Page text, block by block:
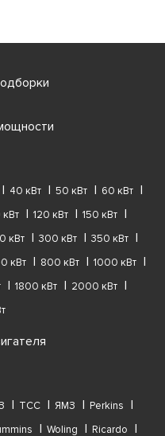
40 кВт 50 кВт
60 кВт
кВт 120 кВт
150 кВт
кВт 300 кВт
350 кВт
кВт 800 кВт
1000 кВт
1800 кВт
2000 кВт
ТСС ЯМЗ
Perkins
Woling
Ricardo